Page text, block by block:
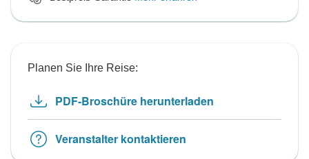
Planen Sie Ihre Reise:
PDF-Broschüre herunterladen
Veranstalter kontaktieren